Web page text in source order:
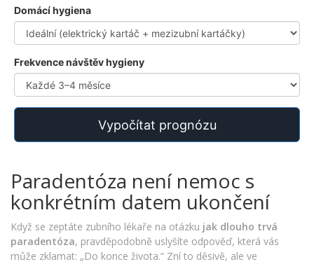
Domácí hygiena
Frekvence návštěv hygieny
Vypočítat prognózu
Paradentóza není nemoc s
konkrétním datem ukončení
Když se zeptáte zubního lékaře na otázku jak dlouho trvá
paradentóza, pravděpodobně uslyšíte odpověď, která vás
může zklamat: „Do konce života.“ Zní to děsivě, ale ve